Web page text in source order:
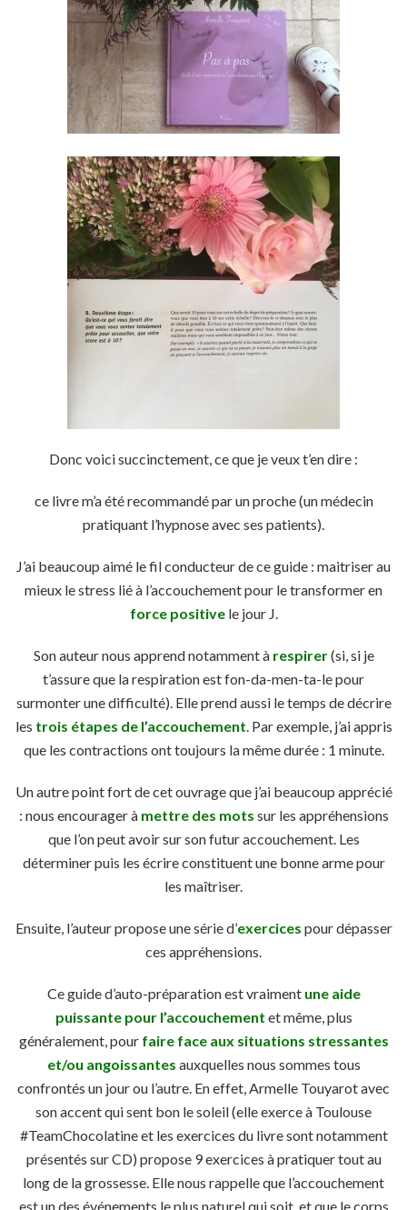
Donc voici succinctement, ce que je veux t’en dire :
ce livre m’a été recommandé par un proche (un médecin
pratiquant l’hypnose avec ses patients).
J’ai beaucoup aimé le fil conducteur de ce guide : maitriser au
mieux le stress lié à l’accouchement pour le transformer en
force positive le jour J.
Son auteur nous apprend notamment à respirer(si, si je
t’assure que la respiration est fon-da-men-ta-le pour
surmonter une difficulté). Elle prend aussi le temps de décrire
les trois étapes de l’accouchement. Par exemple, j’ai appris
que les contractions ont toujours la même durée : 1 minute.
Un autre point fort de cet ouvrage que j’ai beaucoup apprécié
: nous encourager à mettre des mots sur les appréhensions
que l’on peut avoir sur son futur accouchement. Les
déterminer puis les écrire constituent une bonne arme pour
les maîtriser.
Ensuite, l’auteur propose une série d’exercices pour dépasser
ces appréhensions.
Ce guide d’auto-préparation est vraiment une aide
puissante pour l’accouchement et même, plus
généralement, pour faire face aux situations stressantes
et/ou angoissantes auxquelles nous sommes tous
confrontés un jour ou l’autre. En effet, Armelle Touyarot avec
son accent qui sent bon le soleil (elle exerce à Toulouse
#TeamChocolatine et les exercices du livre sont notamment
présentés sur CD) propose 9 exercices à pratiquer tout au
long de la grossesse. Elle nous rappelle que l’accouchement
est un des événements le plus naturel qui soit, et que le corps